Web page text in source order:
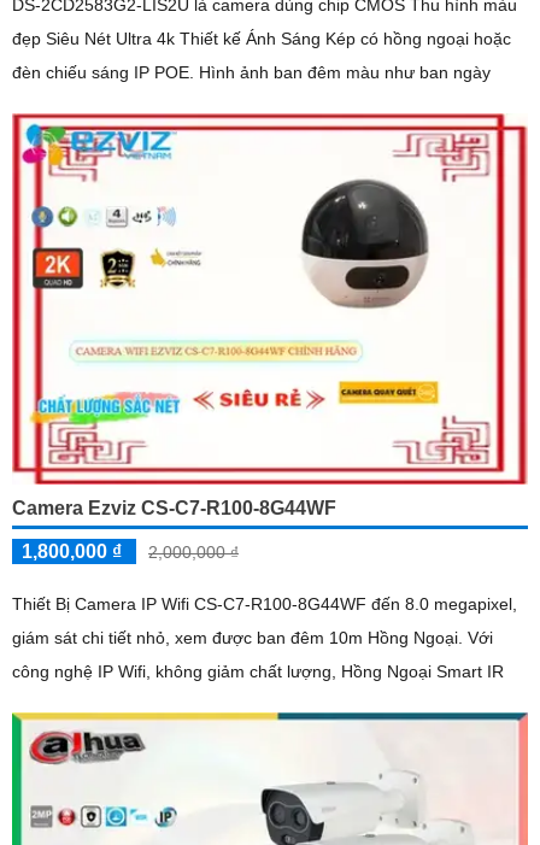
DS-2CD2583G2-LIS2U là camera dùng chip CMOS Thu hình màu
đẹp Siêu Nét Ultra 4k Thiết kế Ánh Sáng Kép có hồng ngoại hoặc
đèn chiếu sáng IP POE. Hình ảnh ban đêm màu như ban ngày
Camera Ezviz CS-C7-R100-8G44WF
1,800,000 ₫ 2,000,000 ₫
Thiết Bị Camera IP Wifi CS-C7-R100-8G44WF đến 8.0 megapixel,
giám sát chi tiết nhỏ, xem được ban đêm 10m Hồng Ngoại. Với
công nghệ IP Wifi, không giảm chất lượng, Hồng Ngoại Smart IR